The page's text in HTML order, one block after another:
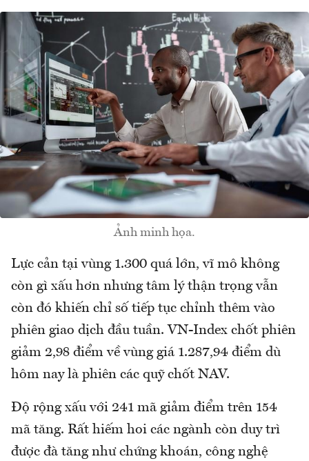
Ảnh minh họa.
Lực cản tại vùng 1.300 quá lớn, vĩ mô không
còn gì xấu hơn nhưng tâm lý thận trọng vẫn
còn đó khiến chỉ số tiếp tục chỉnh thêm vào
phiên giao dịch đầu tuần. VN-Index chốt phiên
giảm 2,98 điểm về vùng giá 1.287,94 điểm dù
hôm nay là phiên các quỹ chốt NAV.
Độ rộng xấu với 241 mã giảm điểm trên 154
mã tăng. Rất hiếm hoi các ngành còn duy trì
được đà tăng như chứng khoán, công nghệ